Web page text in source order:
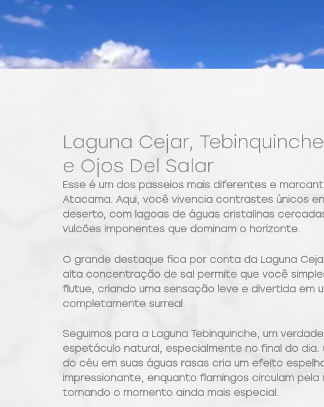
Laguna Cejar, Tebinquinche
e Ojos Del Salar
Esse é um dos passeios mais diferentes e
Atacama. Aqui, você vivencia contrastes únicos
deserto, com lagoas de águas cristalinas
vulcões imponentes que dominam o horizonte.
O grande destaque fica por conta da Laguna
alta concentração de sal permite que você
flutue, criando uma sensação leve e divertida em
completamente surreal.
Seguimos para a Laguna Tebinquinche, um
espetáculo natural, especialmente no final do dia.
do céu em suas águas rasas cria um efeito
impressionante, enquanto flamingos circulam pela
tornando o momento ainda mais especial.